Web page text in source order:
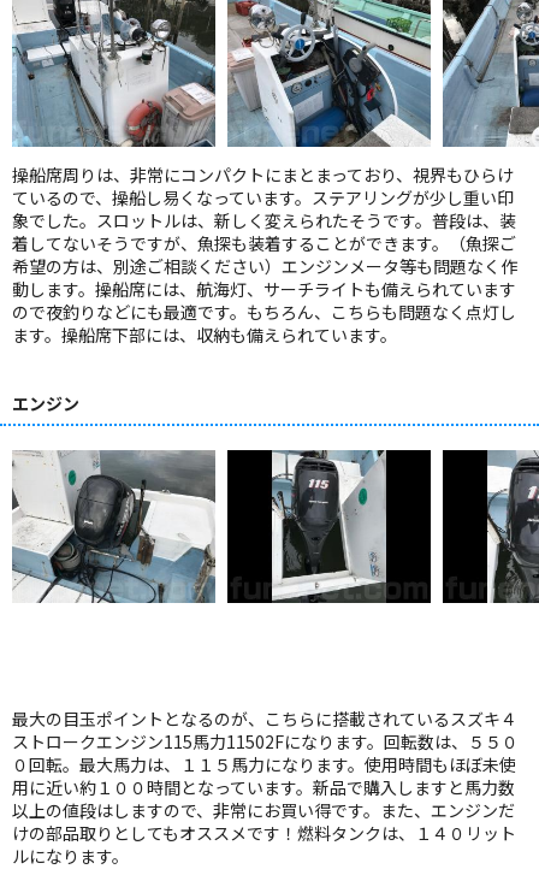
操船席周りは、非常にコンパクトにまとまっており、視界もひらけ
ているので、操船し易くなっています。ステアリングが少し重い印
象でした。スロットルは、新しく変えられたそうです。普段は、装
着してないそうですが、魚探も装着することができます。（魚探ご
希望の方は、別途ご相談ください）エンジンメータ等も問題なく作
動します。操船席には、航海灯、サーチライトも備えられています
ので夜釣りなどにも最適です。もちろん、こちらも問題なく点灯し
ます。操船席下部には、収納も備えられています。
エンジン
最大の目玉ポイントとなるのが、こちらに搭載されているスズキ４
ストロークエンジン115馬力11502Fになります。回転数は、５５０
０回転。最大馬力は、１１５馬力になります。使用時間もほぼ未使
用に近い約１００時間となっています。新品で購入しますと馬力数
以上の値段はしますので、非常にお買い得です。また、エンジンだ
けの部品取りとしてもオススメです！燃料タンクは、１４０リット
ルになります。